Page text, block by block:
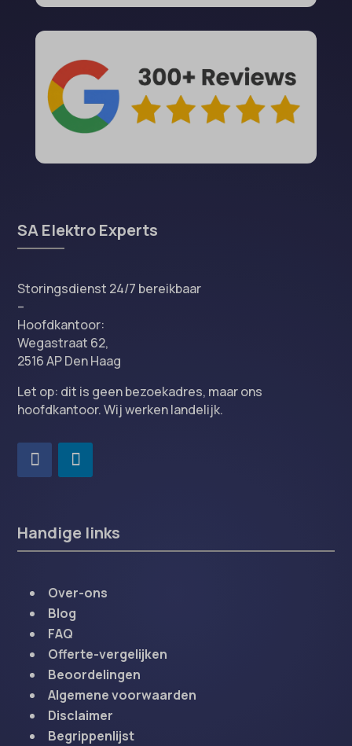
SA Elektro Experts
Storingsdienst 24/7 bereikbaar
–
Hoofdkantoor:
Wegastraat 62,
2516 AP Den Haag
Let op: dit is geen bezoekadres, maar ons
hoofdkantoor. Wij werken landelijk.
Handige links
Over-ons
Blog
FAQ
Offerte-vergelijken
Beoordelingen
Algemene voorwaarden
Disclaimer
Begrippenlijst